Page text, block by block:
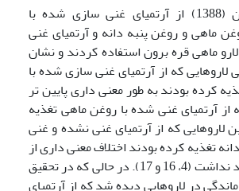
حافظیه و همکاران (1388) از آرتمیای غنی سازی شده با
ماهی و روغن پنبه دانه و آرتمیای غنی
ماهی قره برون استفاده کردند و نشان
لاروهایی که از آرتمیای غنی سازی شده با
کرده بودند به طور معنی داری پایین تر
از آرتمیای غنی شده با روغن ماهی تغذیه
لاروهایی که از آرتمیای غنی نشده و غنی
تغذیه کرده بودند اختلاف معنی داری از
نظر بازماندگی وجود نداشت (4، 16 و 17). در حالی که در تحقیق
در لاروهایی دیده شد که از آرتمیای